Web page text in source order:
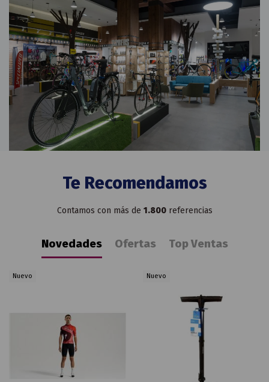
Te Recomendamos
Contamos con más de 1.800referencias
Novedades Ofertas Top Ventas
Nuevo Nuevo